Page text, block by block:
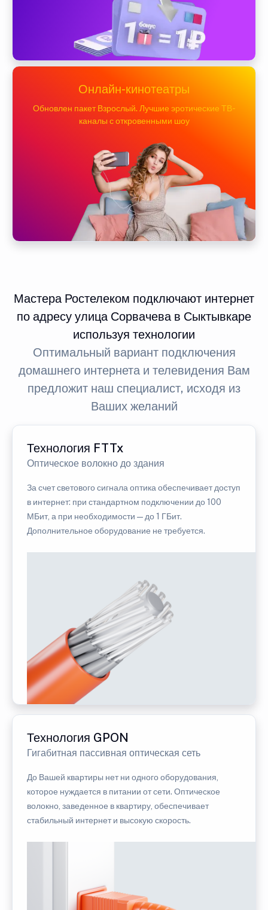
Онлайн-кинотеатры
Обновлен пакет Взрослый. Лучшие эротические ТВ-
каналы с откровенными шоу
Мастера Ростелеком подключают интернет
по адресу улица Сорвачева в Сыктывкаре
используя технологии
Оптимальный вариант подключения
домашнего интернета и телевидения Вам
предложит наш специалист, исходя из
Ваших желаний
Технология FTTx
Оптическое волокно до здания
За счет светового сигнала оптика обеспечивает доступ
в интернет: при стандартном подключении до 100
МБит, а при необходимости — до 1 ГБит.
Дополнительное оборудование не требуется.
Технология GPON
Гигабитная пассивная оптическая сеть
До Вашей квартиры нет ни одного оборудования,
которое нуждается в питании от сети. Оптическое
волокно, заведенное в квартиру, обеспечивает
стабильный интернет и высокую скорость.